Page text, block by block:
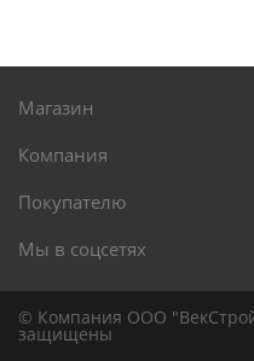
Магазин
Компания
Покупателю
Мы в соцсетях
© Компания ООО
защищены